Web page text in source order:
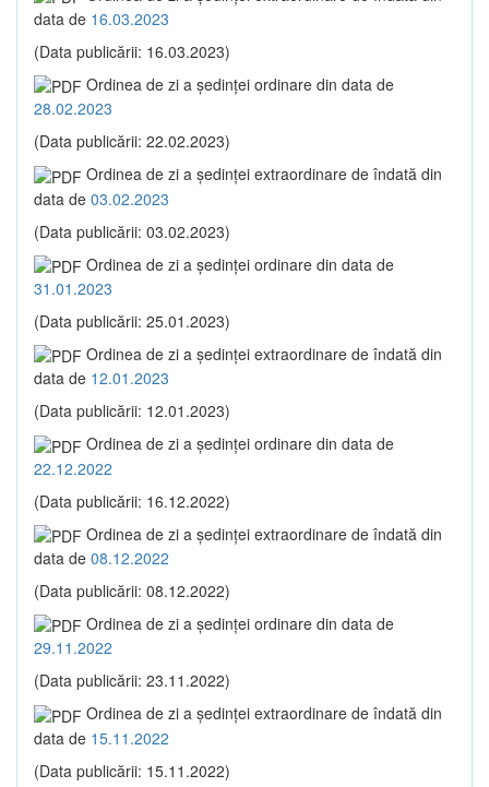
data de 16.03.2023
(Data publicării: 16.03.2023)
Ordinea de zi a şedinţei ordinare din data de
28.02.2023
(Data publicării: 22.02.2023)
Ordinea de zi a şedinţei extraordinare de îndată din
data de 03.02.2023
(Data publicării: 03.02.2023)
Ordinea de zi a şedinţei ordinare din data de
31.01.2023
(Data publicării: 25.01.2023)
Ordinea de zi a şedinţei extraordinare de îndată din
data de 12.01.2023
(Data publicării: 12.01.2023)
Ordinea de zi a şedinţei ordinare din data de
22.12.2022
(Data publicării: 16.12.2022)
Ordinea de zi a şedinţei extraordinare de îndată din
data de 08.12.2022
(Data publicării: 08.12.2022)
Ordinea de zi a şedinţei ordinare din data de
29.11.2022
(Data publicării: 23.11.2022)
Ordinea de zi a şedinţei extraordinare de îndată din
data de 15.11.2022
(Data publicării: 15.11.2022)